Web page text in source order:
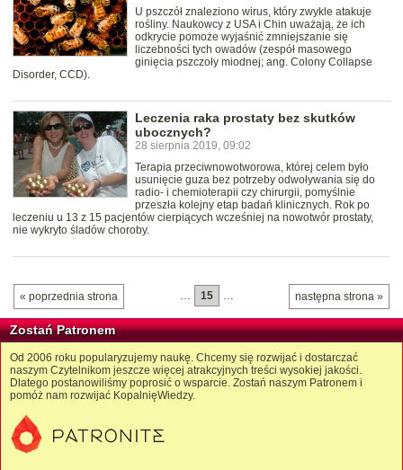
U pszczół znaleziono wirus, który zwykle atakuje
rośliny. Naukowcy z USA i Chin uważają, że ich
odkrycie pomoże wyjaśnić zmniejszanie się
liczebności tych owadów (zespół masowego
ginięcia pszczoły miodnej; ang. Colony Collapse
Disorder, CCD).
Leczenia raka prostaty bez skutków
ubocznych?
28 sierpnia 2019, 09:02
Terapia przeciwnowotworowa, której celem było
usunięcie guza bez potrzeby odwoływania się do
radio- i chemioterapii czy chirurgii, pomyślnie
przeszła kolejny etap badań klinicznych. Rok po
leczeniu u 13 z 15 pacjentów cierpiących wcześniej na nowotwór prostaty,
nie wykryto śladów choroby.
« poprzednia strona następna strona »
… 15 …
Zostań Patronem
Od 2006 roku popularyzujemy naukę. Chcemy się rozwijać i dostarczać
naszym Czytelnikom jeszcze więcej atrakcyjnych treści wysokiej jakości.
Dlatego postanowiliśmy poprosić o wsparcie. Zostań naszym Patronem i
pomóż nam rozwijać KopalnięWiedzy.